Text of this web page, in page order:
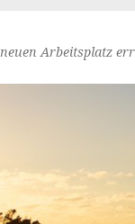
Arbeitsplatz